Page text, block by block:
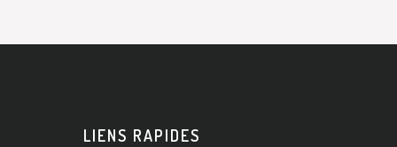
LIENS RAPIDES